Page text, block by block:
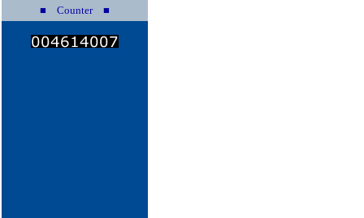
■ Counter ■